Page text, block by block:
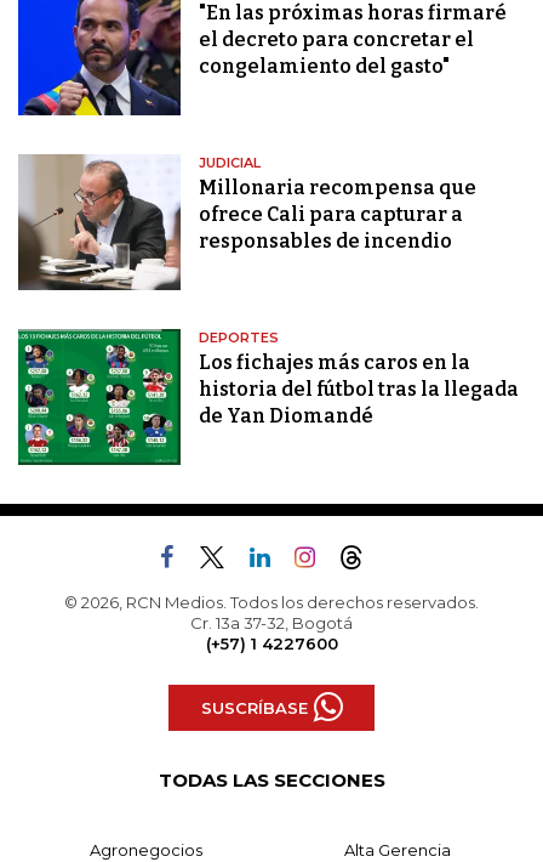
"En las próximas horas firmaré
el decreto para concretar el
congelamiento del gasto"
JUDICIAL
Millonaria recompensa que
ofrece Cali para capturar a
responsables de incendio
DEPORTES
Los fichajes más caros en la
historia del fútbol tras la llegada
de Yan Diomandé
© 2026, RCN Medios. Todos los derechos reservados.
Cr. 13a 37-32, Bogotá
(+57) 1 4227600
SUSCRÍBASE
TODAS LAS SECCIONES
Agronegocios Alta Gerencia